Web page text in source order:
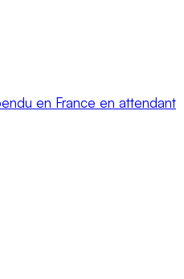
en France en attendant